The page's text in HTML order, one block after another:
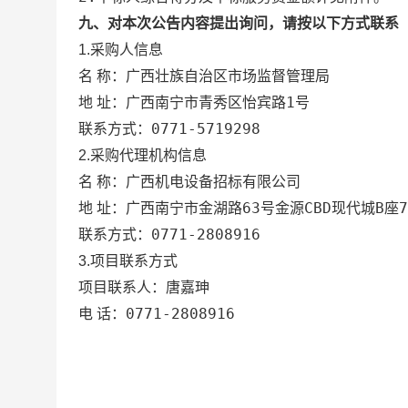
九、对本次公告内容提出询问，请按以下方式联系
1.采购人信息
名 称： 广西壮族自治区市场监督管理局
地 址： 广西南宁市青秀区怡宾路1号
联系方式： 0771-5719298
2.采购代理机构信息
名 称： 广西机电设备招标有限公司
地 址： 广西南宁市金湖路63号金源CBD现代城B座
联系方式： 0771-2808916
3.项目联系方式
项目联系人： 唐嘉珅
电 话： 0771-2808916